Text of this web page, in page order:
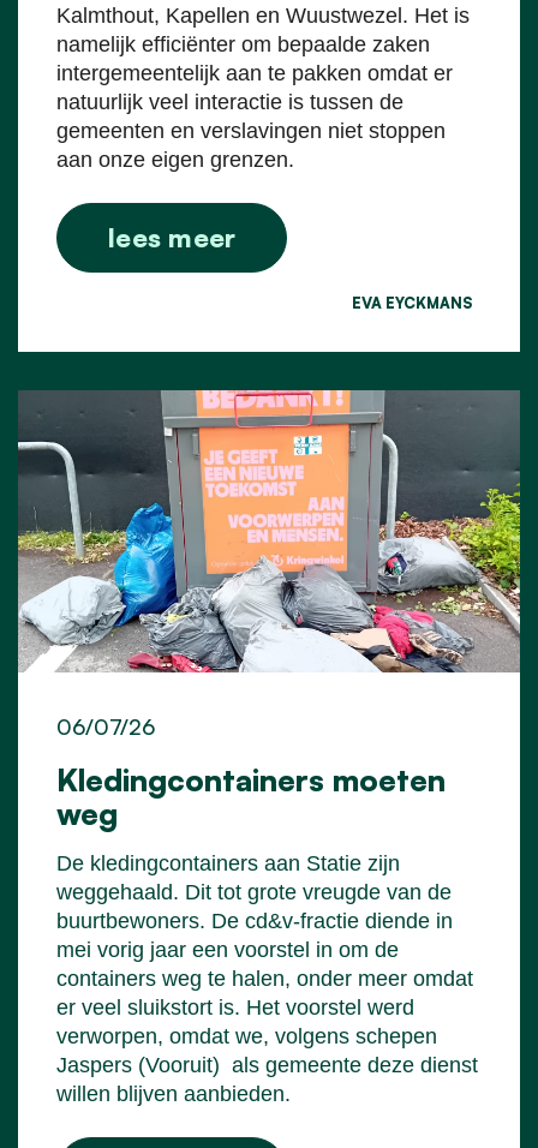
Kalmthout, Kapellen en Wuustwezel. Het is
namelijk efficiënter om bepaalde zaken
intergemeentelijk aan te pakken omdat er
natuurlijk veel interactie is tussen de
gemeenten en verslavingen niet stoppen
aan onze eigen grenzen.
lees meer
EVA EYCKMANS
Kledingcontainers moeten
weg
06/07/26
De kledingcontainers aan Statie zijn
weggehaald. Dit tot grote vreugde van de
buurtbewoners. De cd&v-fractie diende in
mei vorig jaar een voorstel in om de
containers weg te halen, onder meer omdat
er veel sluikstort is. Het voorstel werd
verworpen, omdat we, volgens schepen
Jaspers (Vooruit) als gemeente deze dienst
willen blijven aanbieden.